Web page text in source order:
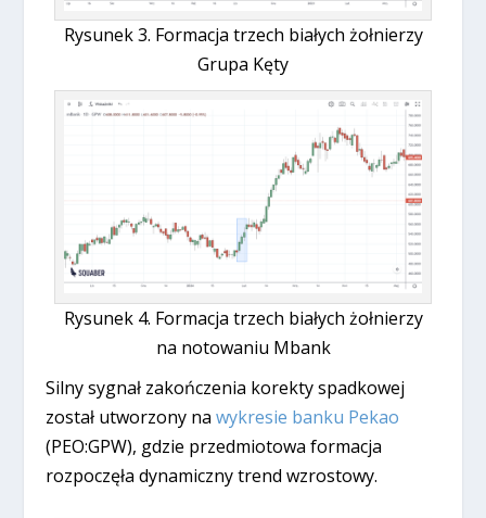
Rysunek 3. Formacja trzech białych żołnierzy
Grupa Kęty
Rysunek 4. Formacja trzech białych żołnierzy
na notowaniu Mbank
Silny sygnał zakończenia korekty spadkowej
został utworzony nawykresie banku Pekao
(PEO:GPW), gdzie przedmiotowa formacja
rozpoczęła dynamiczny trend wzrostowy.